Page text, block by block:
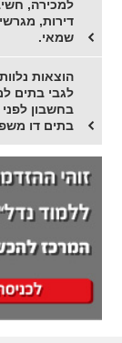
למכירה,
דירות,
שמאי.
הוצאות
לגבי בתים
בחשבון
בתים דו